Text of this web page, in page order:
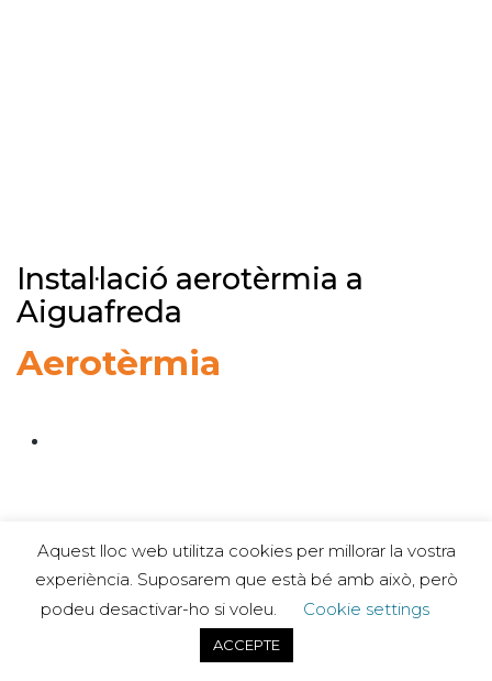
Instal·lació aerotèrmia a
Aiguafreda
Aerotèrmia
Aquest lloc web utilitza cookies per millorar la vostra
experiència. Suposarem que està bé amb això, però
podeu desactivar-ho si voleu.
Cookie settings
ACCEPTE